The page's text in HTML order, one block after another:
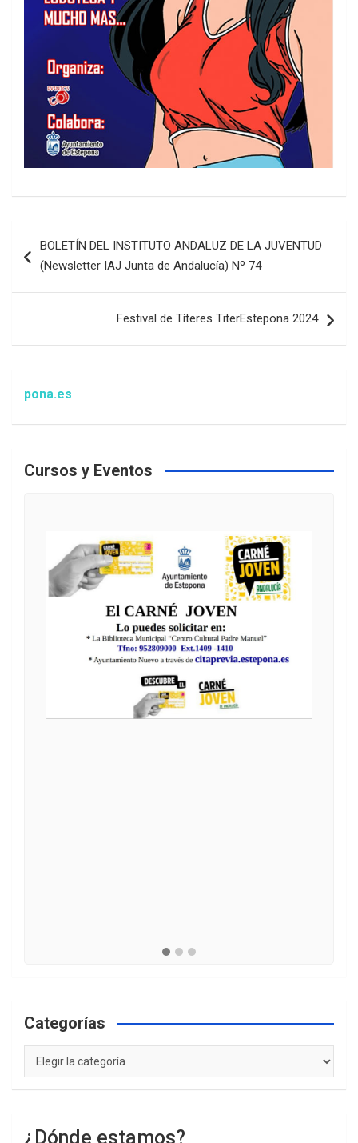
de
BOLETÍN DEL INSTITUTO ANDALUZ DE LA JUVENTUD
(Newsletter IAJ Junta de Andalucía) Nº 74
Festival de Títeres TiterEstepona 2024
Cursos y Eventos
Categorías
Categorías
¿Dónde estamos?